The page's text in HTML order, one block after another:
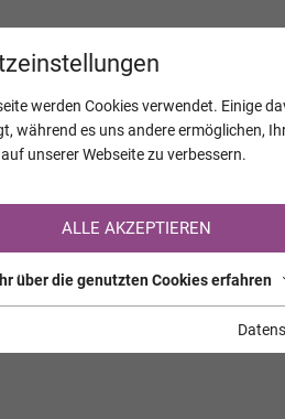
noch nicht auf TrauerHilfe.it
zur kostenlosen Registrierung
werden Cookies verwendet. Einige
während es uns andere ermöglichen,
unserer Webseite zu verbessern.
ALLE AKZEPTIEREN
über die genutzten Cookies erfahren
JAHRESTAGE